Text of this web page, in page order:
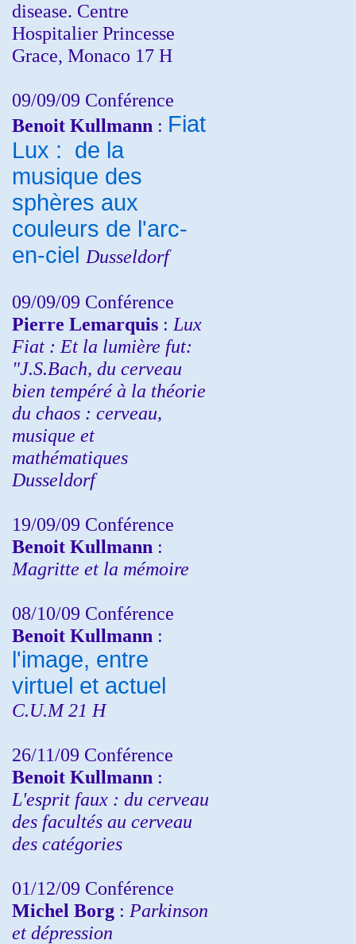
disease. Centre
Hospitalier Princesse
Grace, Monaco 17 H
09/09/09 Conférence
Benoit Kullmann : Fiat
Lux : de la
musique des
sphères aux
couleurs de l'arc-
en-ciel Dusseldorf
09/09/09 Conférence
Pierre Lemarquis : Lux
Fiat : Et la lumière fut:
"J.S.Bach, du cerveau
bien tempéré à la théorie
du chaos : cerveau,
musique et
mathématiques
Dusseldorf
19/09/09 Conférence
Benoit Kullmann :
Magritte et la mémoire
08/10/09 Conférence
Benoit Kullmann :
l'image, entre
virtuel et actuel
C.U.M 21 H
26/11/09 Conférence
Benoit Kullmann :
L'esprit faux : du cerveau
des facultés au cerveau
des catégories
01/12/09 Conférence
Michel Borg : Parkinson
et dépression